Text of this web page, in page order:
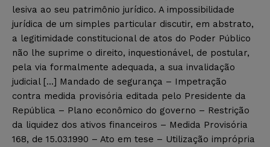
lesiva ao seu patrimônio jurídico. A impossibilidade
jurídica de um simples particular discutir, em abstrato,
a legitimidade constitucional de atos do Poder Público
não lhe suprime o direito, inquestionável, de postular,
pela via formalmente adequada, a sua invalidação
judicial […] Mandado de segurança – Impetração
contra medida provisória editada pelo Presidente da
República – Plano econômico do governo – Restrição
da liquidez dos ativos financeiros – Medida Provisória
168, de 15.03.1990 – Ato em tese – Utilização imprópria